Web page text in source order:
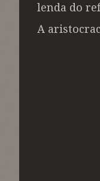
lenda do
A